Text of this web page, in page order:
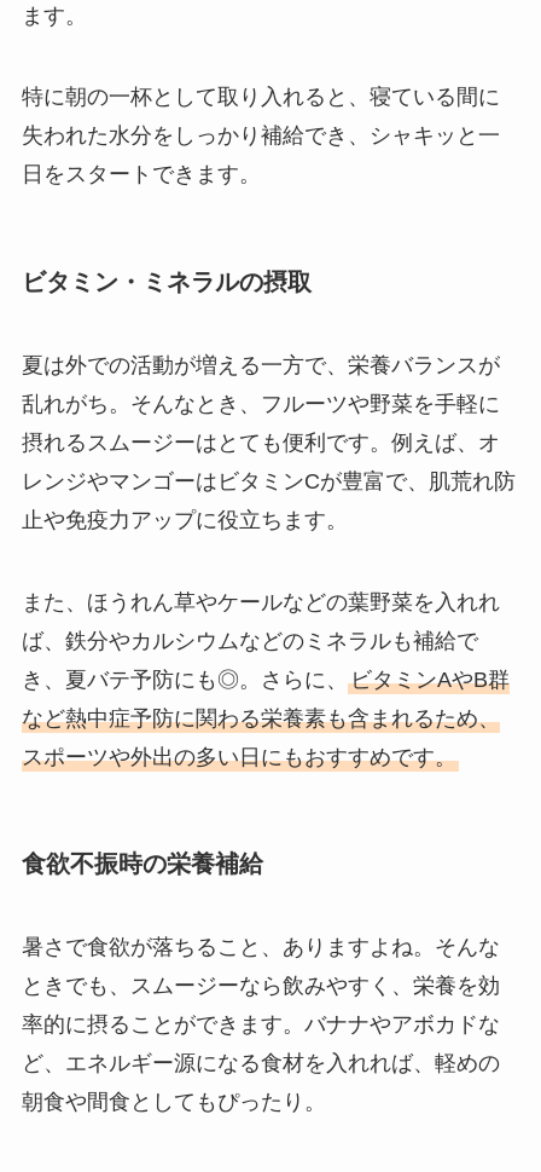
ます。
特に朝の一杯として取り入れると、寝ている間に
失われた水分をしっかり補給でき、シャキッと一
日をスタートできます。
ビタミン・ミネラルの摂取
夏は外での活動が増える一方で、栄養バランスが
乱れがち。そんなとき、フルーツや野菜を手軽に
摂れるスムージーはとても便利です。例えば、オ
レンジやマンゴーはビタミンCが豊富で、肌荒れ防
止や免疫力アップに役立ちます。
また、ほうれん草やケールなどの葉野菜を入れれ
ば、鉄分やカルシウムなどのミネラルも補給で
き、夏バテ予防にも◎。さらに、 ビタミンAやB群
など熱中症予防に関わる栄養素も含まれるため、
スポーツや外出の多い日にもおすすめです。
食欲不振時の栄養補給
暑さで食欲が落ちること、ありますよね。そんな
ときでも、スムージーなら飲みやすく、栄養を効
率的に摂ることができます。バナナやアボカドな
ど、エネルギー源になる食材を入れれば、軽めの
朝食や間食としてもぴったり。